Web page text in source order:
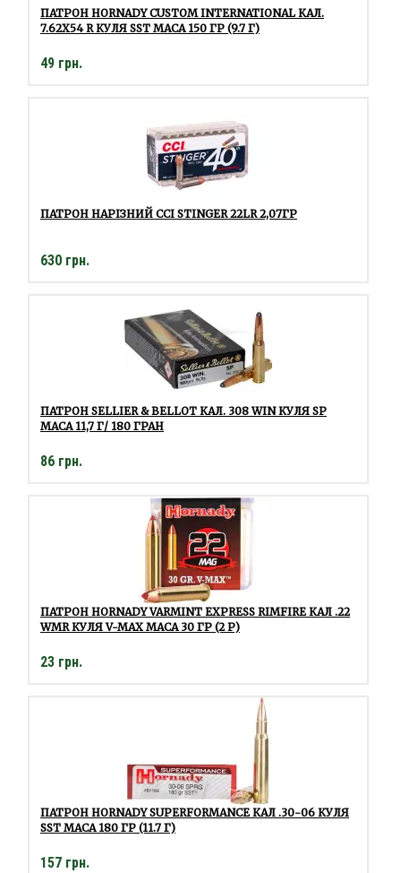
ПАТРОН HORNADY CUSTOM INTERNATIONAL КАЛ.
7.62Х54 R КУЛЯ SST МАСА 150 ГР (9.7 Г)
49 грн.
ПАТРОН НАРІЗНИЙ CCI STINGER 22LR 2,07ГР
630 грн.
ПАТРОН SELLIER & BELLOT КАЛ. 308 WIN КУЛЯ SP
МАСА 11,7 Г/ 180 ГРАН
86 грн.
ПАТРОН HORNADY VARMINT EXPRESS RIMFIRE КАЛ .22
WMR КУЛЯ V-MAX МАСА 30 ГР (2 Р)
23 грн.
ПАТРОН HORNADY SUPERFORMANCE КАЛ .30-06 КУЛЯ
SST МАСА 180 ГР (11.7 Г)
157 грн.